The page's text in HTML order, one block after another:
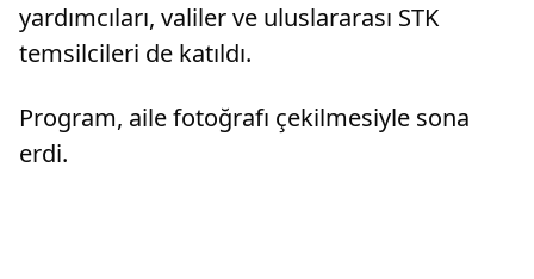
yardımcıları, valiler ve uluslararası STK
temsilcileri de katıldı.
Program, aile fotoğrafı çekilmesiyle sona
erdi.